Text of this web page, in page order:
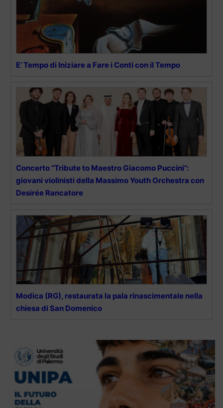
E’ Tempo di Iniziare a Fare i Conti con il Tempo
Concerto “Tribute to Maestro Giacomo Puccini”:
giovani violinisti della Massimo Youth Orchestra con
Desirée Rancatore
Modica (RG), restaurata la pala rinascimentale nella
chiesa di San Domenico